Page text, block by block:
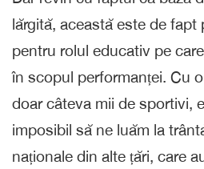
lărgită, această este de fapt
pentru rolul educativ pe
în scopul performanței. Cu
doar câteva mii de sportivi,
imposibil să ne luăm la
naționale din alte țări, care